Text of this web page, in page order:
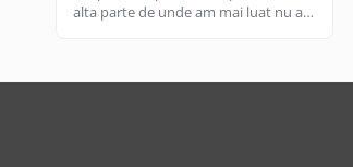
alta parte de unde am mai luat nu are